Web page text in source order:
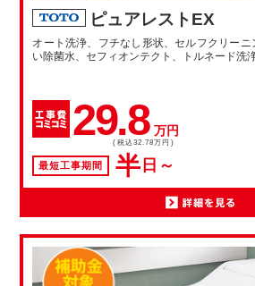
ピュアレストEX
オート洗浄、フチなし形状、セルフクリーニ
い除菌水、セフィオンテクト、トルネード洗
29.8 万円
(税込32.78万円)
最短工事期間 半 日～